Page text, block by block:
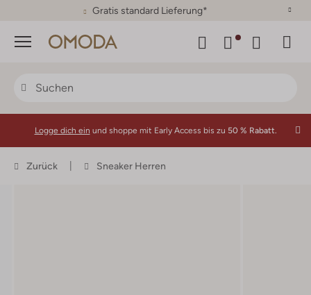
30 Tage Rückgaberecht
Menü
Logge dich ein und shoppe mit Early Access bis zu 50 % Rabatt.
Zurück Sneaker Herren